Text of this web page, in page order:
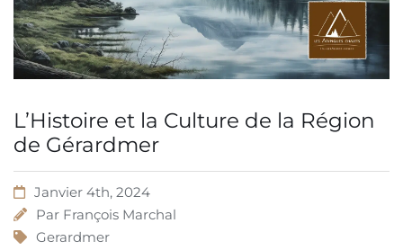
L’Histoire et la Culture de la Région
de Gérardmer
Janvier 4th, 2024
Par François Marchal
Gerardmer